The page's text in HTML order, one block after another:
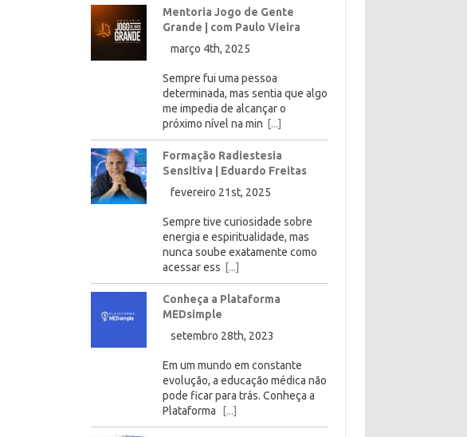
Mentoria Jogo de Gente
Grande | com Paulo Vieira
março 4th, 2025
Sempre fui uma pessoa
determinada, mas sentia que algo
me impedia de alcançar o
próximo nível na min [...]
Formação Radiestesia
Sensitiva | Eduardo Freitas
fevereiro 21st, 2025
Sempre tive curiosidade sobre
energia e espiritualidade, mas
nunca soube exatamente como
acessar ess [...]
Conheça a Plataforma
MEDsimple
setembro 28th, 2023
Em um mundo em constante
evolução, a educação médica não
pode ficar para trás. Conheça a
Plataforma
[...]